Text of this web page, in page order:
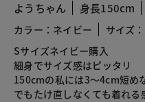
ようちゃん 身長150cm
カラー：ネイビー
サイズ
Sサイズネイビー購入
細身でサイズ感はピッタリ
150cmの私には3〜4cm短め
でもたけ直しなくても着れる